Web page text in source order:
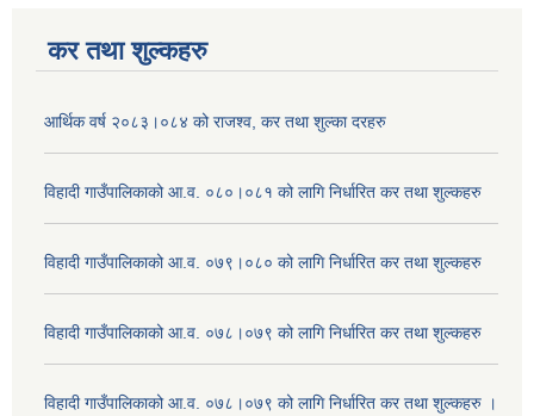
कर तथा शुल्कहरु
आर्थिक वर्ष २०८३।०८४ को राजश्व, कर तथा शुल्का दरहरु
विहादी गाउँपालिकाको आ.व. ०८०।०८१ को लागि निर्धारित कर तथा शुल्कहरु
विहादी गाउँपालिकाको आ.व. ०७९।०८० को लागि निर्धारित कर तथा शुल्कहरु
विहादी गाउँपालिकाको आ.व. ०७८।०७९ को लागि निर्धारित कर तथा शुल्कहरु
विहादी गाउँपालिकाको आ.व. ०७८।०७९ को लागि निर्धारित कर तथा शुल्कहरु ।